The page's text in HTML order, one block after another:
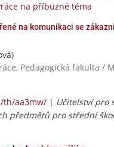
na příbuzné téma
na komunikaci se
Pedagogická fakulta /
th/aa3mw/ | Učitelství pro
předmětů pro střední